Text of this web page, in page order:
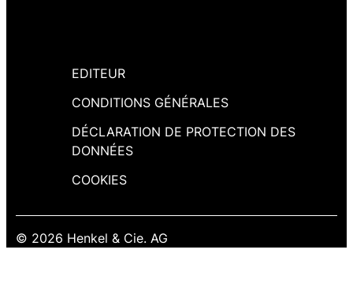
EDITEUR
CONDITIONS GÉNÉRALES
DÉCLARATION DE PROTECTION DES
DONNÉES
COOKIES
© 2026 Henkel & Cie. AG